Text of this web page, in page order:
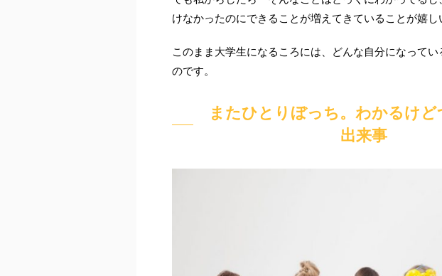
けなかったのにできることが増えてきていることが嬉し
このまま大学生になるころには、どんな自分になって
のです。
またひとりぼっち。わかるけど
出来事